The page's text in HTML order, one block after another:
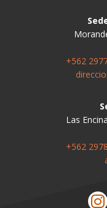
+562
Las
+562